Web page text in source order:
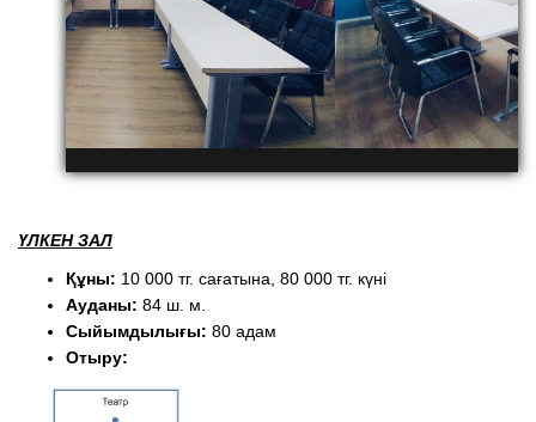
ҮЛКЕН ЗАЛ
Құны: 10 000 тг. сағатына, 80 000 тг. күні
Ауданы: 84 ш. м.
Сыйымдылығы: 80 адам
Отыру: